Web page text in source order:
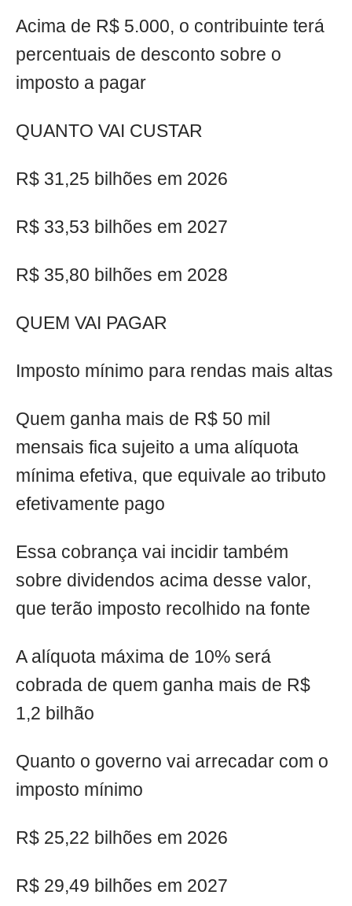
Acima de R$ 5.000, o contribuinte terá
percentuais de desconto sobre o
imposto a pagar
QUANTO VAI CUSTAR
R$ 31,25 bilhões em 2026
R$ 33,53 bilhões em 2027
R$ 35,80 bilhões em 2028
QUEM VAI PAGAR
Imposto mínimo para rendas mais altas
Quem ganha mais de R$ 50 mil
mensais fica sujeito a uma alíquota
mínima efetiva, que equivale ao tributo
efetivamente pago
Essa cobrança vai incidir também
sobre dividendos acima desse valor,
que terão imposto recolhido na fonte
A alíquota máxima de 10% será
cobrada de quem ganha mais de R$
1,2 bilhão
Quanto o governo vai arrecadar com o
imposto mínimo
R$ 25,22 bilhões em 2026
R$ 29,49 bilhões em 2027